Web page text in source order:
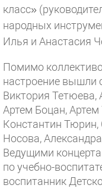
класс»
народных
Илья и Анастасия
Помимо
настроение вышли
Виктория Тетюева,
Артем Боцан,
Константин
Носова,
Ведущими
по учебно-
воспитанник